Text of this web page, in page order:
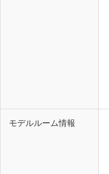
モデルルーム情報